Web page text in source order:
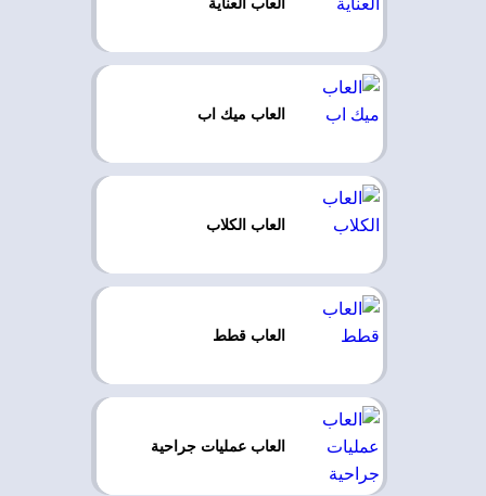
العاب ميك اب
العاب الكلاب
العاب قطط
العاب عمليات جراحية